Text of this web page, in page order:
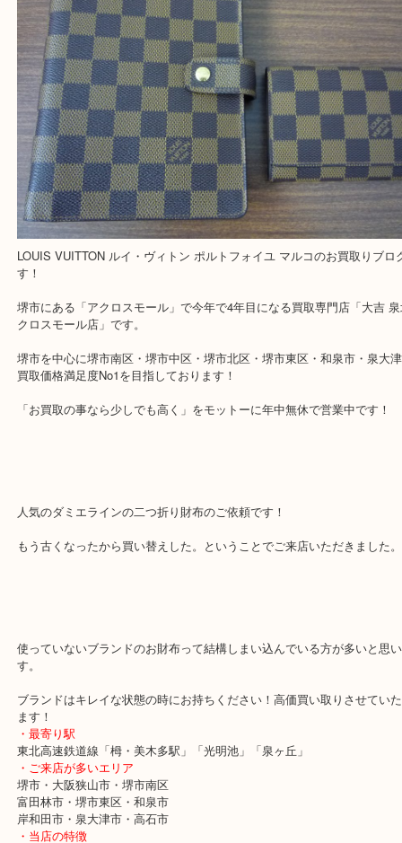
買取専門 大吉 泉北アクロスモール店に来てよかった！と思ってい
一点一点を丁寧に査定させていただきます！
---お知らせ---
最後に当店では現在正社員を募集しておりますのでご興味ある方は
問合せください！！
求人要項はここをクリック
Facebook
Twitter
Line
LOUIS VUITTON ルイ・ヴィトン ポルトフォ
ルコ
公開日:2019/05/21 最終更新日:2024/04/09
LOUIS VUITTON ルイ・ヴィトン ポルトフォイユ マルコ（
トン LV N61675 N/A ）
全て 財布 ブランド ルイヴィトン
LOUIS VUITTON ルイ・ヴィトン ポルトフォイユ マルコのお買取
す！
堺市にある「アクロスモール」で今年で4年目になる買取専門店「
クロスモール店」です。